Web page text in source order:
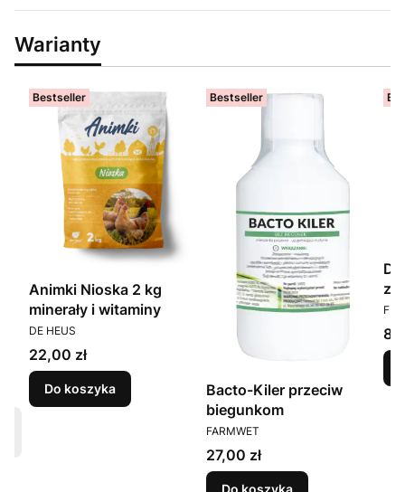
Warianty
Bestseller
Animki Nioska 2 kg
minerały i witaminy
PRODUCENT
DE HEUS
Cena
22,00 zł
Do koszyka
Bestseller
Bacto-Kiler przeciw
biegunkom
PRODUCENT
FARMWET
Cena
27,00 zł
Do koszyka